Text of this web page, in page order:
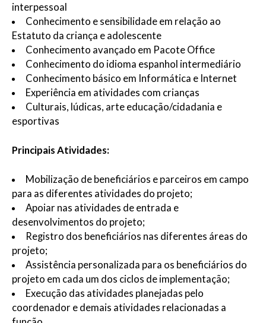
interpessoal
Conhecimento e sensibilidade em relação ao
Estatuto da criança e adolescente
Conhecimento avançado em Pacote Office
Conhecimento do idioma espanhol intermediário
Conhecimento básico em Informática e Internet
Experiência em atividades com crianças
Culturais, lúdicas, arte educação/cidadania e
esportivas
Principais Atividades:
Mobilização de beneficiários e parceiros em campo
para as diferentes atividades do projeto;
Apoiar nas atividades de entrada e
desenvolvimentos do projeto;
Registro dos beneficiários nas diferentes áreas do
projeto;
Assistência personalizada para os beneficiários do
projeto em cada um dos ciclos de implementação;
Execução das atividades planejadas pelo
coordenador e demais atividades relacionadas a